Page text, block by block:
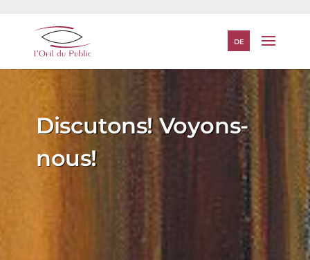
DE
Discutons! Voyons-
nous!